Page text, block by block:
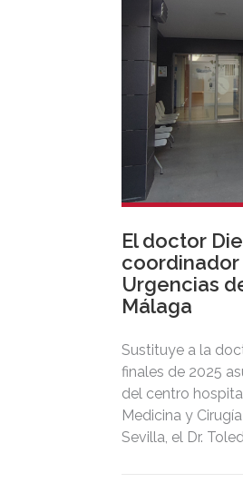
El doctor
coordinador
Urgencias
Málaga
Sustituye a la
finales de 2025
del centro
Medicina y
Sevilla, el Dr.